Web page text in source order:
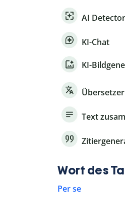
AI Detector
KI-Chat
KI-
Übersetzer
Text
Wort des
Per se